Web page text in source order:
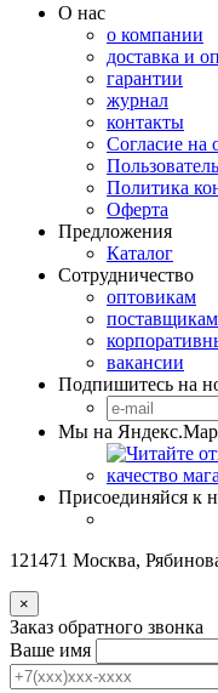
О нас
о компании
доставка и
гарантии
журнал
контакты
Согласие на
Политика
Оферта
Предложения
Каталог
Сотрудничество
оптовикам
поставщикам
вакансии
Подпишитесь на
Мы на
Присоединяйся к
121471 Москва,
×
Заказ обратного звонка
Ваше имя